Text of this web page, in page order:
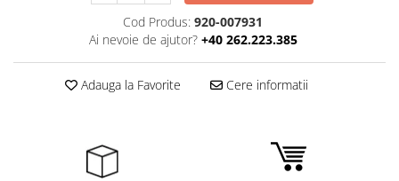
Cod Produs: 920-007931
Ai nevoie de ajutor? +40 262.223.385
Adauga la Favorite Cere informatii